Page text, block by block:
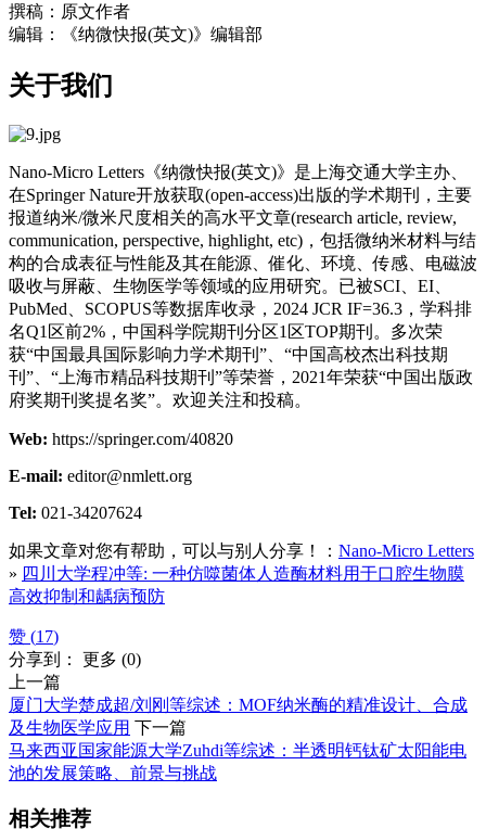
撰稿：原文作者
编辑：《纳微快报(英文)》编辑部
关于我们
Nano-Micro Letters《纳微快报(英文)》是上海交通大学主办、
在Springer Nature开放获取(open-access)出版的学术期刊，主要
报道纳米/微米尺度相关的高水平文章(research article, review,
communication, perspective, highlight, etc)，包括微纳米材料与结
构的合成表征与性能及其在能源、催化、环境、传感、电磁波
吸收与屏蔽、生物医学等领域的应用研究。已被SCI、EI、
PubMed、SCOPUS等数据库收录，2024 JCR IF=36.3，学科排
名Q1区前2%，中国科学院期刊分区1区TOP期刊。多次荣
获“中国最具国际影响力学术期刊”、“中国高校杰出科技期
刊”、“上海市精品科技期刊”等荣誉，2021年荣获“中国出版政
府奖期刊奖提名奖”。欢迎关注和投稿。
Web: https://springer.com/40820
E-mail: editor@nmlett.org
Tel: 021-34207624
如果文章对您有帮助，可以与别人分享！： Nano-Micro Letters
» 四川大学程冲等: 一种仿噬菌体人造酶材料用于口腔生物膜
高效抑制和龋病预防
赞 (17)
分享到： 更多 (0)
上一篇
厦门大学楚成超/刘刚等综述：MOF纳米酶的精准设计、合成
及生物医学应用 下一篇
马来西亚国家能源大学Zuhdi等综述：半透明钙钛矿太阳能电
池的发展策略、前景与挑战
相关推荐